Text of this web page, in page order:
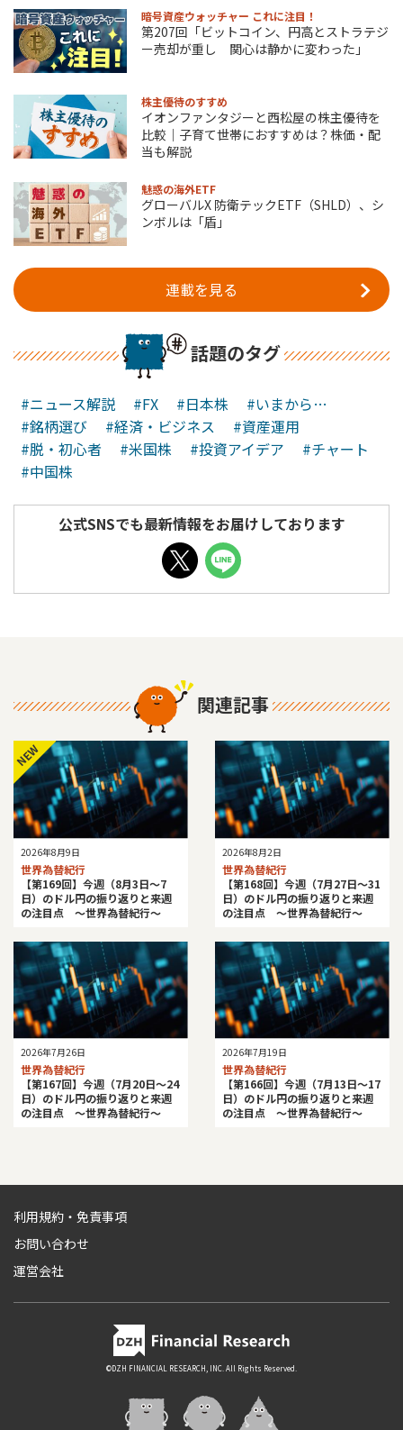
暗号資産ウォッチャー これに注目！
第207回「ビットコイン、円高とストラテジ
ー売却が重し 関心は静かに変わった」
株主優待のすすめ
イオンファンタジーと西松屋の株主優待を
比較｜子育て世帯におすすめは？株価・配
当も解説
魅惑の海外ETF
グローバルX 防衛テックETF（SHLD）、シ
ンボルは「盾」
連載を見る
話題のタグ
#ニュース解説 #FX #日本株
#いまから…
#銘柄選び
#経済・ビジネス
#資産運用
#脱・初心者
#米国株 #投資アイデア
#チャート
#中国株
公式SNSでも最新情報をお届けしております
関連記事
NEW
2026年8月9日
世界為替紀行
【第169回】今週（8月3日～7
日）のドル円の振り返りと来週
の注目点 ～世界為替紀行～
2026年8月2日
世界為替紀行
【第168回】今週（7月27日～31
日）のドル円の振り返りと来週
の注目点 ～世界為替紀行～
2026年7月26日
世界為替紀行
【第167回】今週（7月20日～24
日）のドル円の振り返りと来週
の注目点 ～世界為替紀行～
2026年7月19日
世界為替紀行
【第166回】今週（7月13日～17
日）のドル円の振り返りと来週
の注目点 ～世界為替紀行～
利用規約・免責事項
お問い合わせ
運営会社
©DZH FINANCIAL RESEARCH, INC. All Rights Reserved.